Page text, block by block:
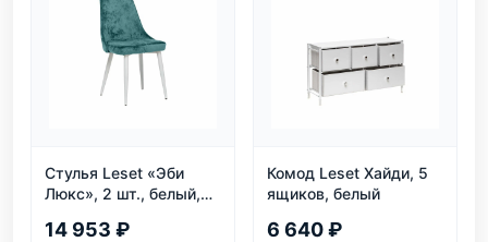
Стулья Leset «Эби
Люкс», 2 шт., белый,
14 953 ₽
Комод Leset Хайди, 5
ящиков, белый
6 640 ₽